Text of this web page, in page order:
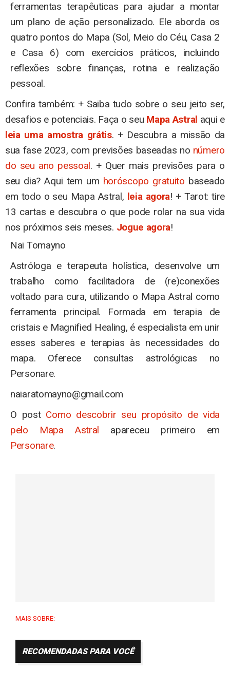
ferramentas terapêuticas para ajudar a montar
um plano de ação personalizado. Ele aborda os
quatro pontos do Mapa (Sol, Meio do Céu, Casa 2
e Casa 6) com exercícios práticos, incluindo
reflexões sobre finanças, rotina e realização
pessoal.
Confira também: + Saiba tudo sobre o seu jeito ser,
desafios e potenciais. Faça o seu Mapa Astral aqui e
leia uma amostra grátis. + Descubra a missão da
sua fase 2023, com previsões baseadas no número
do seu ano pessoal. + Quer mais previsões para o
seu dia? Aqui tem um horóscopo gratuito baseado
em todo o seu Mapa Astral, leia agora! + Tarot: tire
13 cartas e descubra o que pode rolar na sua vida
nos próximos seis meses. Jogue agora!
Nai Tomayno
Astróloga e terapeuta holística, desenvolve um
trabalho como facilitadora de (re)conexões
voltado para cura, utilizando o Mapa Astral como
ferramenta principal. Formada em terapia de
cristais e Magnified Healing, é especialista em unir
esses saberes e terapias às necessidades do
mapa. Oferece consultas astrológicas no
Personare.
naiaratomayno@gmail.com
O post Como descobrir seu propósito de vida
pelo Mapa Astral apareceu primeiro em
Personare.
MAIS SOBRE:
RECOMENDADAS PARA VOCÊ